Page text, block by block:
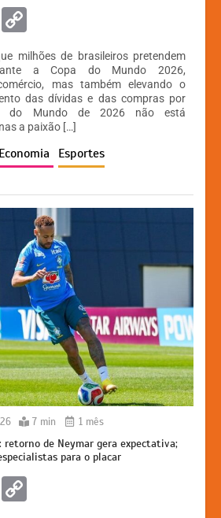
M
n
o
p
y
Li
n
k
milhões de brasileiros pretendem
a Copa do Mundo 2026,
mas também elevando o
das dívidas e das compras por
do Mundo de 2026 não está
a paixão […]
Economia Esportes
7 min 1 mês
retorno de Neymar gera expectativa;
para o placar
M